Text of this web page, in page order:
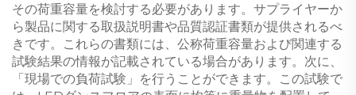
その荷重容量を検討する必要があります。サプライヤーか
ら製品に関する取扱説明書や品質認証書類が提供されるべ
きです。これらの書類には、公称荷重容量および関連する
試験結果の情報が記載されている場合があります。次に、
「現場での負荷試験」を行うことができます。この試験で